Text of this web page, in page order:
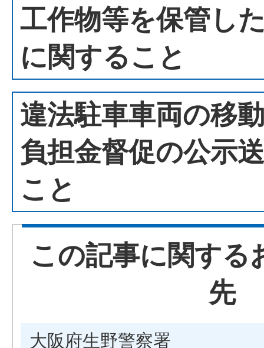
工作物等を保管し
に関すること
違法駐車車両の移
負担金督促の公示
こと
この記事に関する
先
大阪府生野警察署